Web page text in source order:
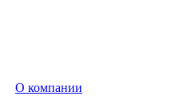
О компании